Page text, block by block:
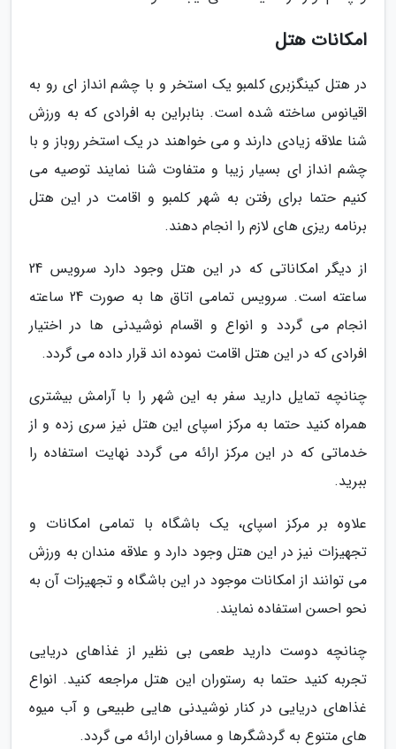
امکانات هتل
در هتل کینگزبری کلمبو یک استخر و با چشم انداز ای رو به
اقیانوس ساخته شده است. بنابراین به افرادی که به ورزش
شنا علاقه زیادی دارند و می خواهند در یک استخر روباز و با
چشم انداز ای بسیار زیبا و متفاوت شنا نمایند توصیه می
کنیم حتما برای رفتن به شهر کلمبو و اقامت در این هتل
برنامه ریزی های لازم را انجام دهند.
از دیگر امکاناتی که در این هتل وجود دارد سرویس 24
ساعته است. سرویس تمامی اتاق ها به صورت 24 ساعته
انجام می گردد و انواع و اقسام نوشیدنی ها در اختیار
افرادی که در این هتل اقامت نموده اند قرار داده می گردد.
چنانچه تمایل دارید سفر به این شهر را با آرامش بیشتری
همراه کنید حتما به مرکز اسپای این هتل نیز سری زده و از
خدماتی که در این مرکز ارائه می گردد نهایت استفاده را
ببرید.
علاوه بر مرکز اسپای، یک باشگاه با تمامی امکانات و
تجهیزات نیز در این هتل وجود دارد و علاقه مندان به ورزش
می توانند از امکانات موجود در این باشگاه و تجهیزات آن به
نحو احسن استفاده نمایند.
چنانچه دوست دارید طعمی بی نظیر از غذاهای دریایی
تجربه کنید حتما به رستوران این هتل مراجعه کنید. انواع
غذاهای دریایی در کنار نوشیدنی هایی طبیعی و آب میوه
های متنوع به گردشگرها و مسافران ارائه می گردد.